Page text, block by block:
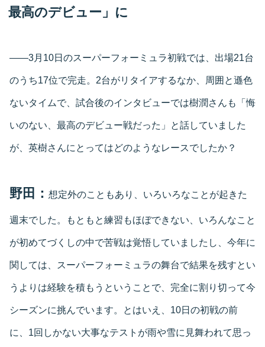
最高のデビュー」に
――3月10日のスーパーフォーミュラ初戦では、出場21台
のうち17位で完走。2台がリタイアするなか、周囲と遜色
ないタイムで、試合後のインタビューでは樹潤さんも「悔
いのない、最高のデビュー戦だった」と話していました
が、英樹さんにとってはどのようなレースでしたか？
野田： 想定外のこともあり、いろいろなことが起きた
週末でした。もともと練習もほぼできない、いろんなこと
が初めてづくしの中で苦戦は覚悟していましたし、今年に
関しては、スーパーフォーミュラの舞台で結果を残すとい
うよりは経験を積もうということで、完全に割り切って今
シーズンに挑んでいます。とはいえ、10日の初戦の前
に、1回しかない大事なテストが雨や雪に見舞われて思っ